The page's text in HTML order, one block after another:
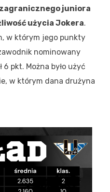
juniora
użycia Jokera.
w którym jego punkty
nominowany
pkt. Można było użyć
w którym dana drużyna